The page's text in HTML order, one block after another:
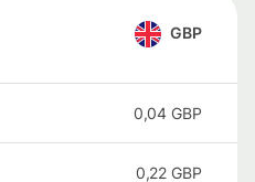
GBP
0,04 GBP
0,22 GBP